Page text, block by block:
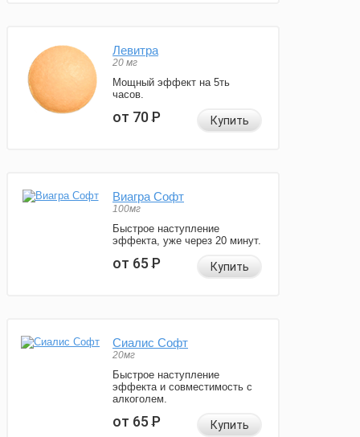
Левитра
20 мг
Мощный эффект на 5ть
часов.
от 70Р Купить
Виагра Софт
100мг
Быстрое наступление
эффекта, уже через 20 минут.
от 65Р Купить
Сиалис Софт
20мг
Быстрое наступление
эффекта и совместимость с
алкоголем.
от 65Р Купить